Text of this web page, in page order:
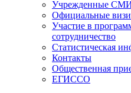
Учрежденные
Официальные
Участие в
сотрудничество
Статистическая
Контакты
Общественная
ЕГИССО